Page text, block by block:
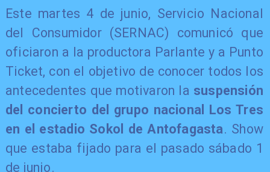
Este martes 4 de junio, Servicio Nacional
del Consumidor (SERNAC) comunicó que
oficiaron a la productora Parlante y a Punto
Ticket, con el objetivo de conocer todos los
antecedentes que motivaron la suspensión
del concierto del grupo nacional Los Tres
en el estadio Sokol de Antofagasta. Show
que estaba fijado para el pasado sábado 1
de junio.